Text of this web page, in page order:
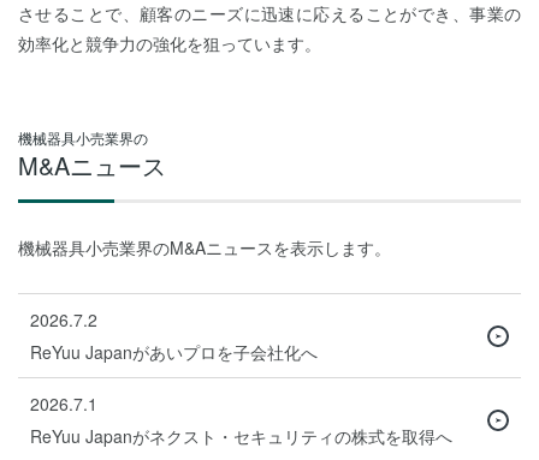
させることで、顧客のニーズに迅速に応えることができ、事業の
効率化と競争力の強化を狙っています。
機械器具小売業界の
M&Aニュース
機械器具小売業界のM&Aニュースを表示します。
2026.7.2
ReYuu Japanがあいプロを子会社化へ
2026.7.1
ReYuu Japanがネクスト・セキュリティの株式を取得へ